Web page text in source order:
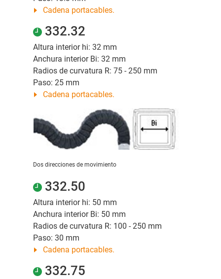
Cadena portacables.
332.32
Altura interior hi: 32 mm
Anchura interior Bi: 32 mm
Radios de curvatura R: 75 - 250 mm
Paso: 25 mm
Cadena portacables.
Dos direcciones de movimiento
332.50
Altura interior hi: 50 mm
Anchura interior Bi: 50 mm
Radios de curvatura R: 100 - 250 mm
Paso: 30 mm
Cadena portacables.
332.75